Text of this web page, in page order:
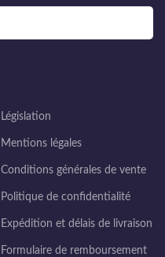
Législation
Mentions légales
Conditions générales de vente
Politique de confidentialité
Expédition et délais de livraison
Formulaire de remboursement